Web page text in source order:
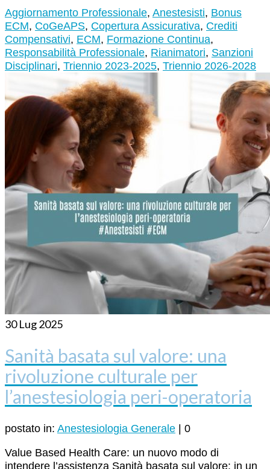
Aggiornamento Professionale, Anestesisti, Bonus
ECM, CoGeAPS, Copertura Assicurativa, Crediti
Compensativi, ECM, Formazione Continua,
Responsabilità Professionale, Rianimatori, Sanzioni
Disciplinari, Triennio 2023-2025, Triennio 2026-2028
30Lug 2025
Sanità basata sul valore: una
rivoluzione culturale per
l’anestesiologia peri-operatoria
postato in: Anestesiologia Generale
0
Value Based Health Care: un nuovo modo di
intendere l’assistenza Sanità basata sul valore: in un